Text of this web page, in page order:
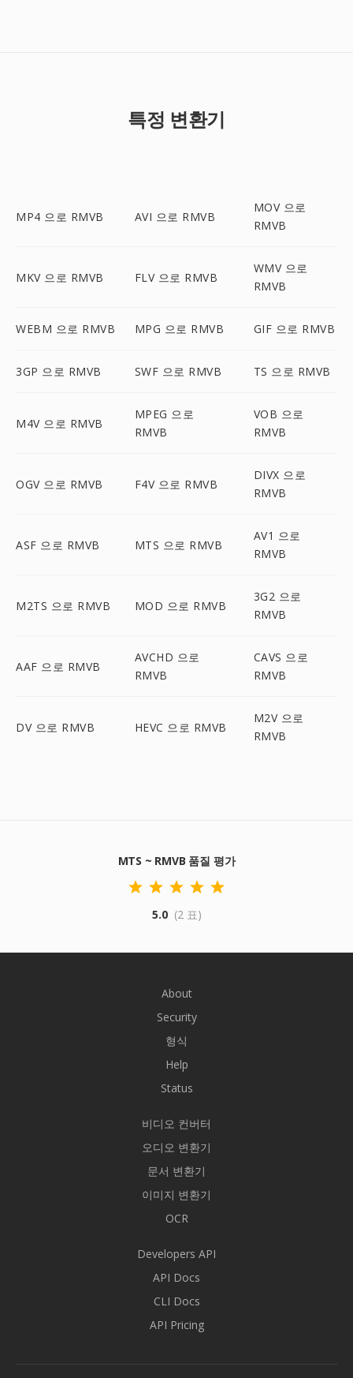
특정 변환기
MP4 으로 RMVB AVI 으로 RMVB
MOV 으로
RMVB
MKV 으로 RMVB FLV 으로 RMVB
WMV 으로
RMVB
WEBM 으로 RMVB MPG 으로 RMVB GIF 으로 RMVB
3GP 으로 RMVB SWF 으로 RMVB TS 으로 RMVB
M4V 으로 RMVB
MPEG 으로
RMVB
VOB 으로
RMVB
OGV 으로 RMVB F4V 으로 RMVB
DIVX 으로
RMVB
ASF 으로 RMVB MTS 으로 RMVB
AV1 으로
RMVB
M2TS 으로 RMVB MOD 으로 RMVB
3G2 으로
RMVB
AAF 으로 RMVB
AVCHD 으로
RMVB
CAVS 으로
RMVB
DV 으로 RMVB HEVC 으로 RMVB
M2V 으로
RMVB
MTS ~ RMVB 품질 평가
5.0 (2 표)
About
Security
형식
Help
Status
비디오 컨버터
오디오 변환기
문서 변환기
이미지 변환기
OCR
Developers API
API Docs
CLI Docs
API Pricing